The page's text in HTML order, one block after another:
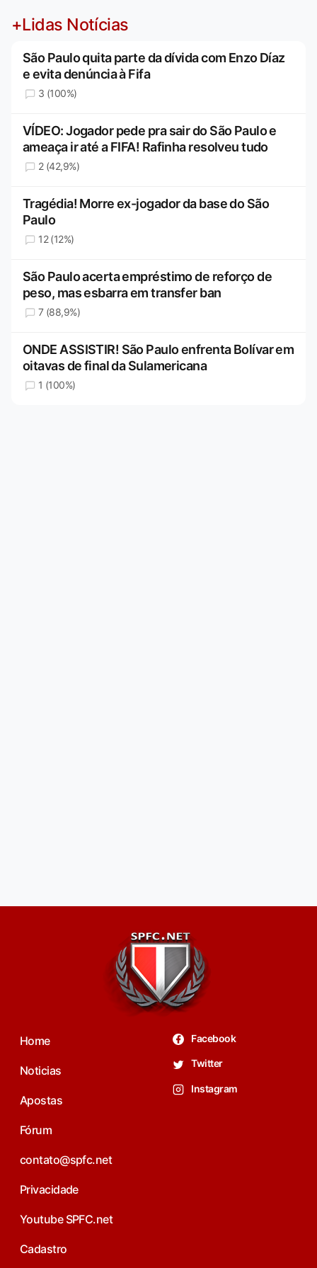
+Lidas Notícias
São Paulo quita parte da dívida com Enzo Díaz
e evita denúncia à Fifa
3 (100%)
VÍDEO: Jogador pede pra sair do São Paulo e
ameaça ir até a FIFA! Rafinha resolveu tudo
2 (42,9%)
Tragédia! Morre ex-jogador da base do São
Paulo
12 (12%)
São Paulo acerta empréstimo de reforço de
peso, mas esbarra em transfer ban
7 (88,9%)
ONDE ASSISTIR! São Paulo enfrenta Bolívar em
oitavas de final da Sulamericana
1 (100%)
Home
Noticias
Apostas
Fórum
contato@spfc.net
Privacidade
Youtube SPFC.net
Cadastro
Facebook
Twitter
Instagram